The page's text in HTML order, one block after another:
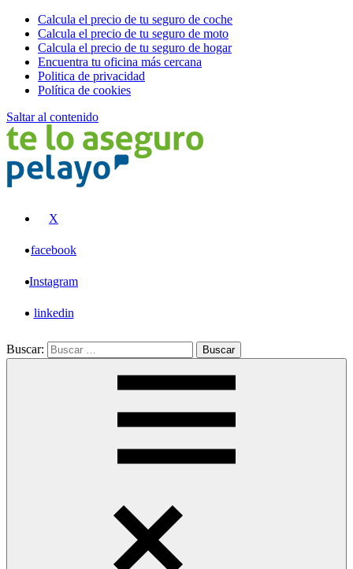
Calcula el precio de tu seguro de coche
Calcula el precio de tu seguro de moto
Calcula el precio de tu seguro de hogar
Encuentra tu oficina más cercana
Politica de privacidad
Política de cookies
Saltar al contenido
X
facebook
Instagram
linkedin
Buscar: Buscar